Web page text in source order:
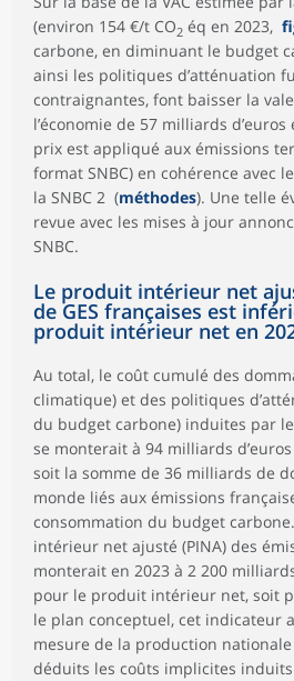
(environ 154 €/t CO2 éq en 2023,
carbone, en diminuant le budget
ainsi les politiques d’atténuation
contraignantes, font baisser la
l’économie de 57 milliards
prix est appliqué aux émissions
format SNBC) en cohérence avec
la SNBC 2 (méthodes). Une telle
revue avec les mises à jour
SNBC.
Le produit intérieur net
de GES françaises est
produit intérieur net en
Au total, le coût cumulé des
climatique) et des politiques
du budget carbone) induites par
se monterait à 94 milliards
soit la somme de 36 milliards de
monde liés aux émissions
consommation du budget
intérieur net ajusté (PINA) des
monterait en 2023 à 2 200
pour le produit intérieur net, soit
le plan conceptuel, cet indicateur
mesure de la production
déduits les coûts implicites